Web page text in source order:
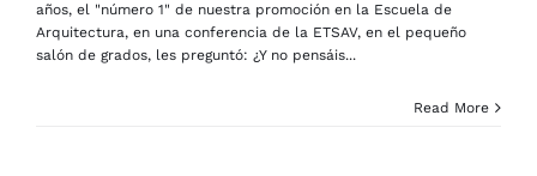
años, el "número 1" de nuestra promoción en la Escuela de
Arquitectura, en una conferencia de la ETSAV, en el pequeño
salón de grados, les preguntó: ¿Y no pensáis...
Read More